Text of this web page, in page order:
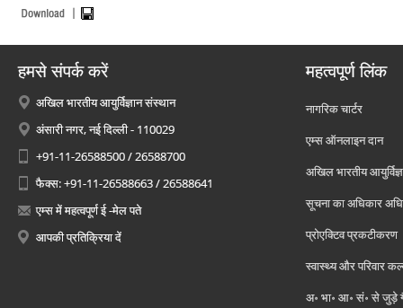
हमसे संपर्क करें
अखिल भारतीय आयुर्विज्ञान संस्थान
अंसारी नगर, नई दिल्ली - 110029
+91-11-26588500 / 26588700
फैक्स: +91-11-26588663 / 26588641
एम्स में महत्वपूर्ण ई -मेल पते
आपकी प्रतिक्रिया दें
महत्वपूर्ण लिंक
नागरिक चार्टर
एम्स ऑनलाइन दान
अखिल भारतीय
सूचना का अधिकार
प्रोएक्टिव प्रकटीकरण
स्वास्थ्य और परिवार
अ॰ भा॰ आ॰ सं॰ से जुड़े